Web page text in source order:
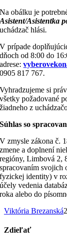
Na obálku je
Asistent/Asistentka
uchádzač hlási.
V prípade
dňoch od 8:00 do
adrese:
0905 817 767.
Vyhradzujeme si
všetky požadované
žiadneho z
Súhlas so
V zmysle zákona č.
zmene a doplnení
regióny, Limbová 2,
spracovaním svojich
fyzickej identity) v
účely vedenia
roka alebo do
Viktória Brezanská
Zdieľať